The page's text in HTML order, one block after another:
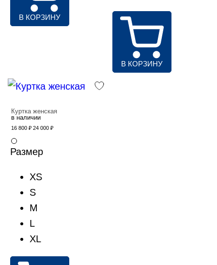
В КОРЗИНУ
В КОРЗИНУ
Куртка женская
в наличии
16 800 ₽ 24 000 ₽
Размер
XS
S
M
L
XL